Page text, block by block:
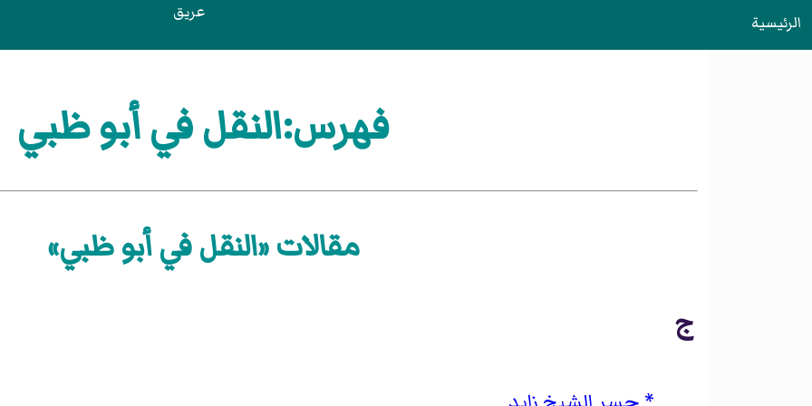
الرئيسية عريق
فهرس:النقل في أبو ظبي
مقالات «النقل في أبو ظبي»
ج